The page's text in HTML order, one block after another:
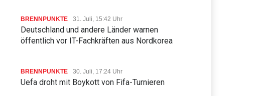
BRENNPUNKTE 31. Juli, 15:42 Uhr
Deutschland und andere Länder warnen
öffentlich vor IT-Fachkräften aus Nordkorea
BRENNPUNKTE 30. Juli, 17:24 Uhr
Uefa droht mit Boykott von Fifa-Turnieren